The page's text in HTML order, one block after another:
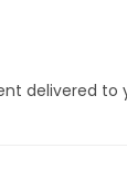
delivered to